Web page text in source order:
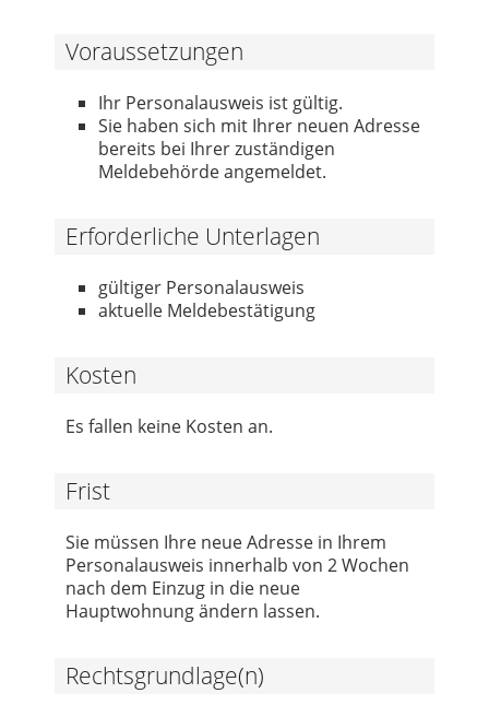
Voraussetzungen
Ihr Personalausweis ist gültig.
Sie haben sich mit Ihrer neuen Adresse
bereits bei Ihrer zuständigen
Meldebehörde angemeldet.
Erforderliche Unterlagen
gültiger Personalausweis
aktuelle Meldebestätigung
Kosten
Es fallen keine Kosten an.
Frist
Sie müssen Ihre neue Adresse in Ihrem
Personalausweis innerhalb von 2 Wochen
nach dem Einzug in die neue
Hauptwohnung ändern lassen.
Rechtsgrundlage(n)